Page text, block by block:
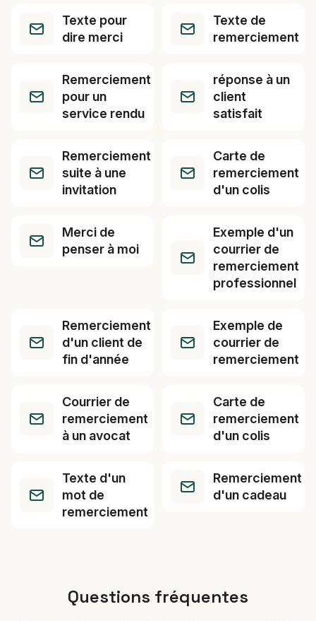
Texte pour
dire merci
Texte de
remerciement
Remerciement
pour un
service rendu
réponse à un
client
satisfait
Remerciement
suite à une
invitation
Carte de
remerciement
d'un colis
Merci de
penser à moi
Exemple d'un
courrier de
remerciement
professionnel
Remerciement
d'un client de
fin d'année
Exemple de
courrier de
remerciement
Courrier de
remerciement
à un avocat
Carte de
remerciement
d'un colis
Texte d'un
mot de
remerciement
Remerciement
d'un cadeau
Questions fréquentes